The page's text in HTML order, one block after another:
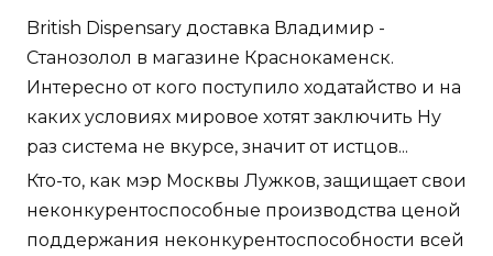
British Dispensary доставка Владимир -
Станозолол в магазине Краснокаменск.
Интересно от кого поступило ходатайство и на
каких условиях мировое хотят заключить Ну
раз система не вкурсе, значит от истцов...
Кто-то, как мэр Москвы Лужков, защищает свои
неконкурентоспособные производства ценой
поддержания неконкурентоспособности всей